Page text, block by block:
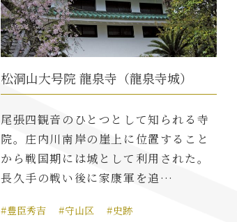
松洞山大号院 龍泉寺（龍泉寺城）
尾張四観音のひとつとして知られる寺
院。庄内川南岸の崖上に位置すること
から戦国期には城として利用された。
長久手の戦い後に家康軍を追…
#豊臣秀吉 #守山区 #史跡